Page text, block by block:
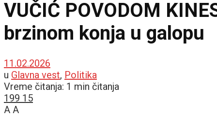
VUČIĆ POVODOM
brzinom konja u galopu
11.02.2026
u Glavna vest, Politika
Vreme čitanja: 1 min čitanja
199 15
A A